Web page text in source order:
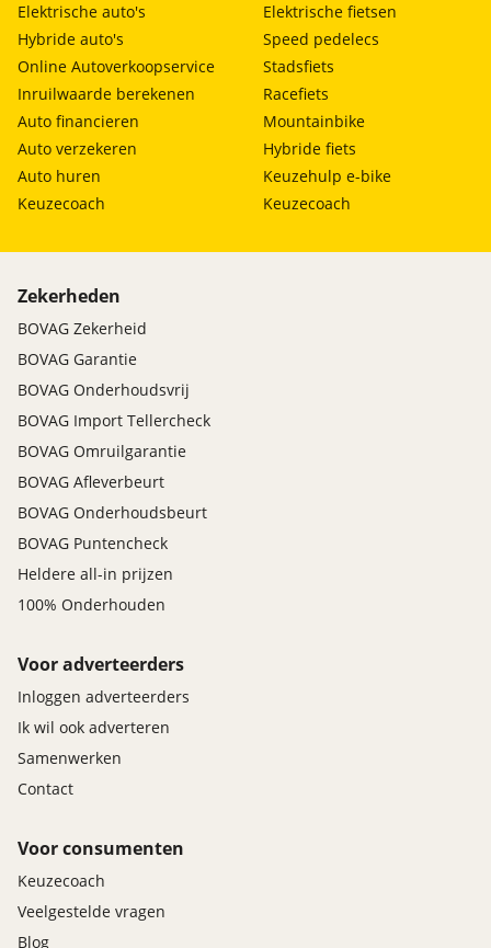
Elektrische auto's
Hybride auto's
Online Autoverkoopservice
Inruilwaarde berekenen
Auto financieren
Auto verzekeren
Auto huren
Keuzecoach
Elektrische fietsen
Speed pedelecs
Stadsfiets
Racefiets
Mountainbike
Hybride fiets
Keuzehulp e-bike
Keuzecoach
Zekerheden
BOVAG Zekerheid
BOVAG Garantie
BOVAG Onderhoudsvrij
BOVAG Import Tellercheck
BOVAG Omruilgarantie
BOVAG Afleverbeurt
BOVAG Onderhoudsbeurt
BOVAG Puntencheck
Heldere all-in prijzen
100% Onderhouden
Voor adverteerders
Inloggen adverteerders
Ik wil ook adverteren
Samenwerken
Contact
Voor consumenten
Keuzecoach
Veelgestelde vragen
Blog